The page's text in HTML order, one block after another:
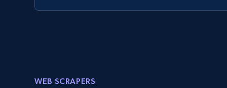
WEB SCRAPERS